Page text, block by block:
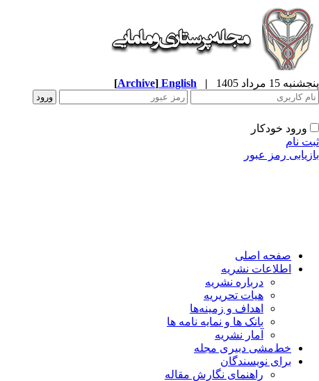
پنجشنبه 15 مرداد 1405 |
English
[Archive]
ورود خودکار
ثبت نام
بازیابی رمز عبور
صفحه اصلی
اطلاعات نشریه
درباره نشریه
هیات تحریریه
اهداف و زمینه‌ها
بانک ها و نمایه نامه ها
آمار نشریه
خط‌مشی دبیری مجله
برای نویسندگان
راهنمای نگارش مقاله